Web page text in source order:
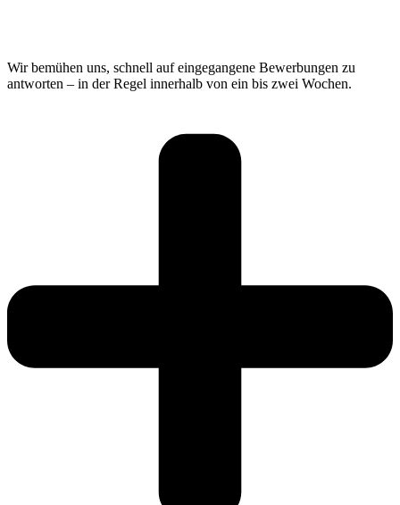
Wir bemühen uns, schnell auf eingegangene Bewerbungen zu
antworten – in der Regel innerhalb von ein bis zwei Wochen.